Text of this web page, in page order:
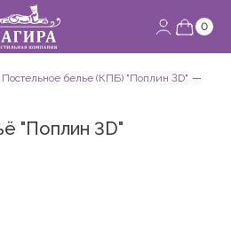
0
Постельное белье (КПБ) "Поплин 3D"
"Поплин 3D"